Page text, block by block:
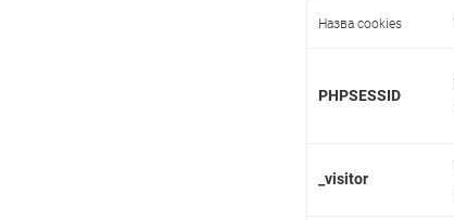
Назва cookies
PHPSESSID
_visitor